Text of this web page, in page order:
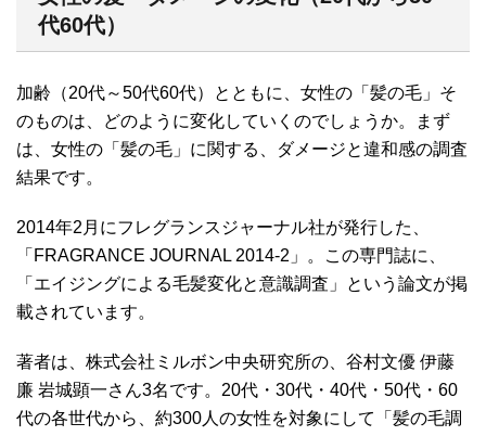
代60代）
加齢（20代～50代60代）とともに、女性の「髪の毛」そ
のものは、どのように変化していくのでしょうか。まず
は、女性の「髪の毛」に関する、ダメージと違和感の調査
結果です。
2014年2月にフレグランスジャーナル社が発行した、
「FRAGRANCE JOURNAL 2014-2」。この専門誌に、
「エイジングによる毛髪変化と意識調査」という論文が掲
載されています。
著者は、株式会社ミルボン中央研究所の、谷村文優 伊藤
廉 岩城顕一さん3名です。20代・30代・40代・50代・60
代の各世代から、約300人の女性を対象にして「髪の毛調